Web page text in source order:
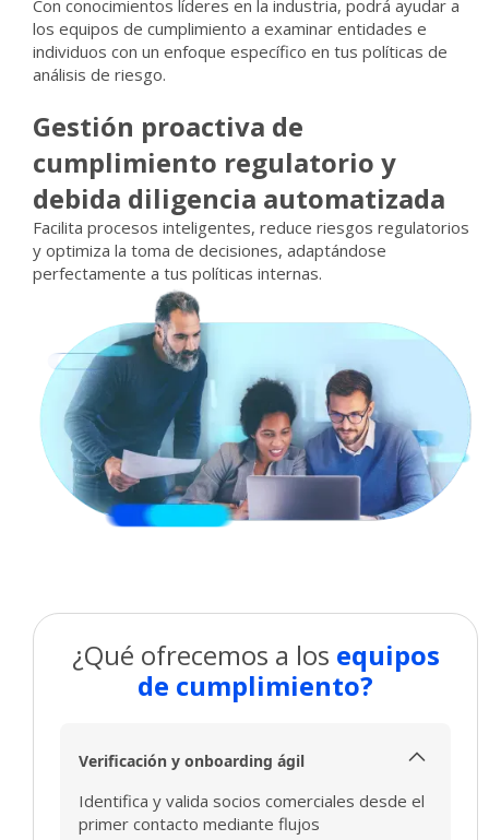
Con conocimientos líderes en la industria, podrá ayudar a
los equipos de cumplimiento a examinar entidades e
individuos con un enfoque específico en tus políticas de
análisis de riesgo. ​
Gestión proactiva de
cumplimiento regulatorio y
debida diligencia automatizada
Facilita procesos inteligentes, reduce riesgos regulatorios
y optimiza la toma de decisiones, adaptándose
perfectamente a tus políticas internas.
¿Qué ofrecemos a los equipos
de cumplimiento?
Verificación y onboarding ágil​
Identifica y valida socios comerciales desde el
primer contacto mediante flujos